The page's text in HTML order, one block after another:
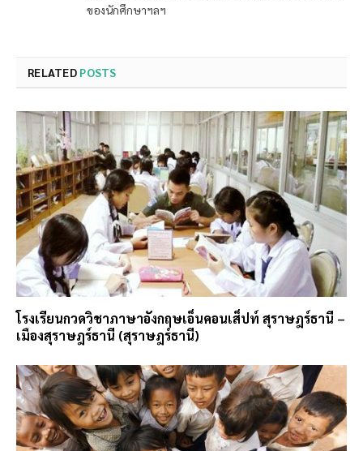
ของนักศึกษาฯลฯ
RELATED POSTS
โรงเรียนกวดวิชาภาษาอังกฤษเอ็นคอนเส็ปท์ สุราษฎร์ธานี –
เมืองสุราษฎร์ธานี (สุราษฎร์ธานี)